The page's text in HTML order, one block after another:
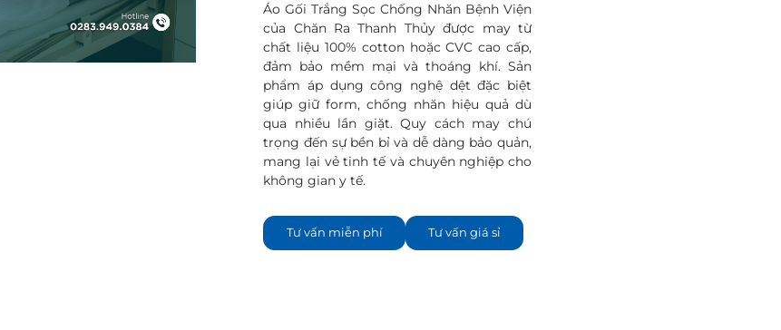
Áo Gối Trắng Sọc Chống Nhăn Bệnh Viện
của Chăn Ra Thanh Thủy được may từ
chất liệu 100% cotton hoặc CVC cao cấp,
đảm bảo mềm mại và thoáng khí. Sản
phẩm áp dụng công nghệ dệt đặc biệt
giúp giữ form, chống nhăn hiệu quả dù
qua nhiều lần giặt. Quy cách may chú
trọng đến sự bền bỉ và dễ dàng bảo quản,
mang lại vẻ tinh tế và chuyên nghiệp cho
không gian y tế.
Tư vấn miễn phí Tư vấn giá sỉ